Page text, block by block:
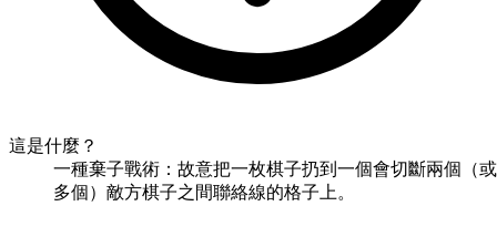
這是什麼？
一種棄子戰術：故意把一枚棋子扔到一個會切斷兩個（或
多個）敵方棋子之間聯絡線的格子上。